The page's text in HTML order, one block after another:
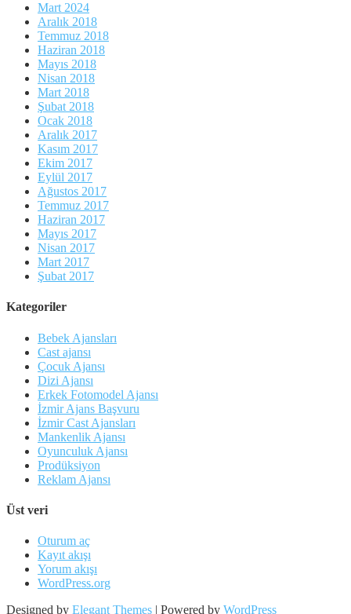
Mart 2024
Aralık 2018
Temmuz 2018
Haziran 2018
Mayıs 2018
Nisan 2018
Mart 2018
Şubat 2018
Ocak 2018
Aralık 2017
Kasım 2017
Ekim 2017
Eylül 2017
Ağustos 2017
Temmuz 2017
Haziran 2017
Mayıs 2017
Nisan 2017
Mart 2017
Şubat 2017
Kategoriler
Bebek Ajansları
Cast ajansı
Çocuk Ajansı
Dizi Ajansı
Erkek Fotomodel Ajansı
İzmir Ajans Başvuru
İzmir Cast Ajansları
Mankenlik Ajansı
Oyunculuk Ajansı
Prodüksiyon
Reklam Ajansı
Üst veri
Oturum aç
Kayıt akışı
Yorum akışı
WordPress.org
Designed by Elegant Themes | Powered by WordPress